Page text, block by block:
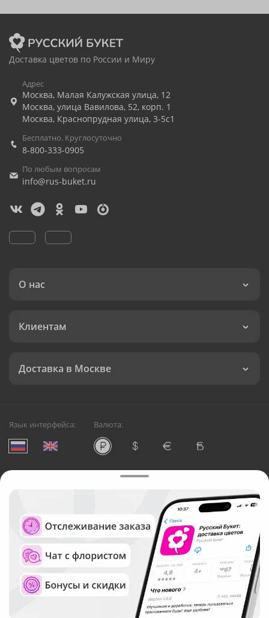
Доставка цветов по России и Миру
Адрес
Москва, Малая Калужская улица, 12
Москва, улица Вавилова, 52, корп. 1
Москва, Краснопрудная улица, 3-5с1
Бесплатно. Круглосуточно
8-800-333-0905
По любым вопросам
info@rus-buket.ru
О нас
Клиентам
Доставка в Москве
Язык интерфейса: Валюта:
Служба круглосуточной доставки цветов в Москве
Русский Букет, 2026
Общество с ограниченной ответственностью «Технология»
ОГРН: 1195476081745, ИНН: 5410081997
Юридический адрес: г. Новосибирск, ул. Ипподромская,
д.42, оф. 3
Рейтинг Русского букета в г. Москва